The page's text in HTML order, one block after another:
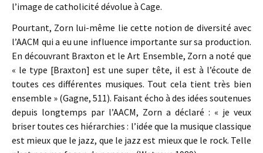
l’image de catholicité dévolue à Cage.
Pourtant, Zorn lui-même lie cette notion de diversité avec
l’AACM qui a eu une influence importante sur sa production.
En découvrant Braxton et le Art Ensemble, Zorn a noté que
« le type [Braxton] est une super tête, il est à l’écoute de
toutes ces différentes musiques. Tout cela tient très bien
ensemble » (Gagne, 511). Faisant écho à des idées soutenues
depuis longtemps par l’AACM, Zorn a déclaré : « je veux
briser toutes ces hiérarchies : l’idée que la musique classique
est mieux que le jazz, que le jazz est mieux que le rock. Telle